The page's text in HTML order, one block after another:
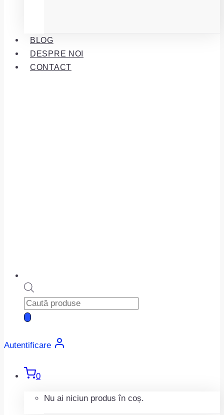
BLOG
DESPRE NOI
CONTACT
Products
search
Autentificare
0
Nu ai niciun produs în coș.